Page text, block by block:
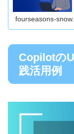
fourseasons-
Copilotの
践活用例